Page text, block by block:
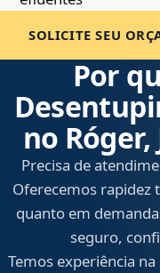
SOLICITE SEU
Por
no Róger,
Precisa de
Oferecemos rapidez
quanto em
seguro,
Temos experiência